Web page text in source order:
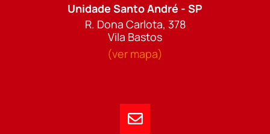
Unidade Santo André - SP
R. Dona Carlota, 378
Vila Bastos
(ver mapa)